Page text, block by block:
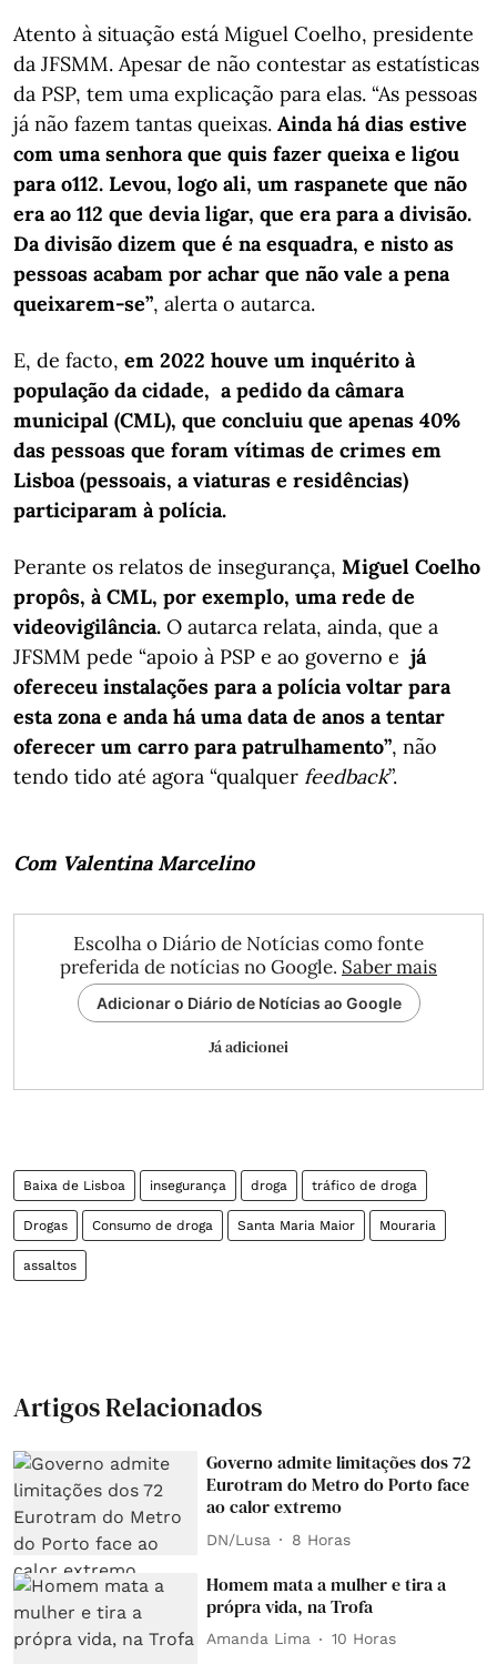
Atento à situação está Miguel Coelho, presidente
da JFSMM. Apesar de não contestar as estatísticas
da PSP, tem uma explicação para elas. “As pessoas
já não fazem tantas queixas. Ainda há dias estive
com uma senhora que quis fazer queixa e ligou
para o112. Levou, logo ali, um raspanete que não
era ao 112 que devia ligar, que era para a divisão.
Da divisão dizem que é na esquadra, e nisto as
pessoas acabam por achar que não vale a pena
queixarem-se”, alerta o autarca.
E, de facto, em 2022 houve um inquérito à
população da cidade, a pedido da câmara
municipal (CML), que concluiu que apenas 40%
das pessoas que foram vítimas de crimes em
Lisboa (pessoais, a viaturas e residências)
participaram à polícia.
Perante os relatos de insegurança, Miguel Coelho
propôs, à CML, por exemplo, uma rede de
videovigilância. O autarca relata, ainda, que a
JFSMM pede “apoio à PSP e ao governo e já
ofereceu instalações para a polícia voltar para
esta zona e anda há uma data de anos a tentar
oferecer um carro para patrulhamento”, não
tendo tido até agora “qualquer feedback”.
Com Valentina Marcelino
Escolha o Diário de Notícias como fonte
preferida de notícias no Google. Saber mais
Adicionar o Diário de Notícias ao Google
Já adicionei
Baixa de Lisboa insegurança droga tráfico de droga
Drogas Consumo de droga Santa Maria Maior Mouraria
assaltos
Artigos Relacionados
Governo admite limitações dos 72
Eurotram do Metro do Porto face
ao calor extremo
DN/Lusa 8 Horas
Homem mata a mulher e tira a
própra vida, na Trofa
Amanda Lima 10 Horas